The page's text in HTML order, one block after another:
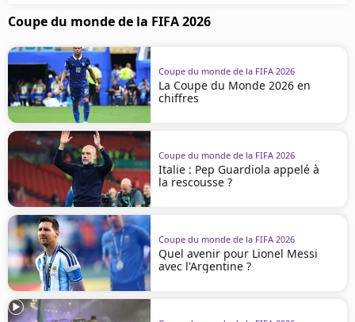
Coupe du monde de la FIFA 2026
Coupe du monde de la FIFA 2026
La Coupe du Monde 2026 en
chiffres
Coupe du monde de la FIFA 2026
Italie : Pep Guardiola appelé à
la rescousse ?
Coupe du monde de la FIFA 2026
Quel avenir pour Lionel Messi
avec l'Argentine ?